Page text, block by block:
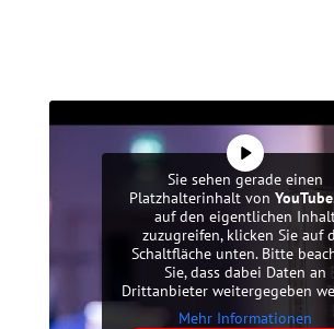
Sie sehen gerade einen
Platzhalterinhalt von YouTube
auf den eigentlichen
zuzugreifen, klicken Sie auf
Schaltfläche unten. Bitte
Sie, dass dabei Daten an
Drittanbieter weitergegeben
Mehr Informationen